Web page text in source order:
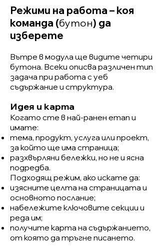
Режими на работа – коя
команда (бутон) да
изберете
Вътре в модула ще видите четири
бутона. Всеки описва различен тип
задача при работа с уеб
съдържание и структура.
Идея и карта
Когато сте в най-ранен етап и
имате:
тема, продукт, услуга или проект,
за който ще има страница;
разхвърляни бележки, но не и ясна
подредба.
Подходящ режим, ако искате да:
изясните целта на страницата и
основното послание;
набележите ключовите секции и
реда им;
получите карта на съдържанието,
от която да тръгне писането.